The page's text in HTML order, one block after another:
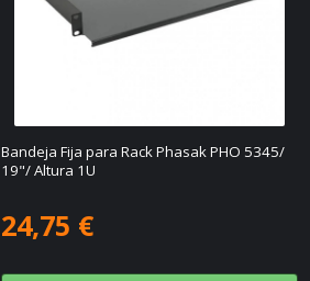
Bandeja Fija para Rack Phasak PHO 5345/
19"/ Altura 1U
24,75 €